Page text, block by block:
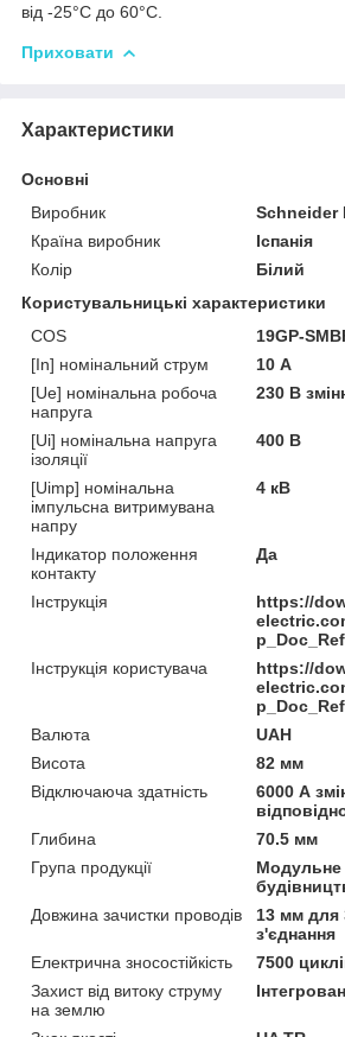
від -25°C до 60°C.
Приховати
Характеристики
Основні
Виробник
Schneider
Країна виробник
Іспанія
Колір
Білий
Користувальницькі характеристики
COS
19GP-
[In] номінальний струм
10 А
[Ue] номінальна робоча
напруга
230 В
[Ui] номінальна напруга
ізоляції
400 В
[Uimp] номінальна
імпульсна витримувана
напру
4 кВ
Індикатор положення
контакту
Да
Інструкція
https://
Інструкція користувача
https://
Валюта
UAH
Висота
82 мм
Відключаюча здатність
6000 А
Глибина
70.5 мм
Група продукції
Модульне
Довжина зачистки проводів
13 мм для
з'єднання
Електрична зносостійкість
7500
Захист від витоку струму
на землю